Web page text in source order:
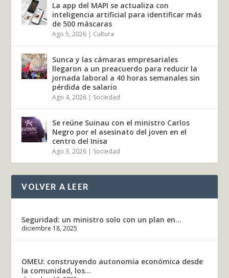
La app del MAPI se actualiza con
inteligencia artificial para identificar más
de 500 máscaras
Ago 5, 2026 Cultura
Sunca y las cámaras empresariales
llegaron a un preacuerdo para reducir la
jornada laboral a 40 horas semanales sin
pérdida de salario
Ago 4, 2026 Sociedad
Se reúne Suinau con el ministro Carlos
Negro por el asesinato del joven en el
centro del Inisa
Ago 3, 2026 Sociedad
VOLVER A LEER
Seguridad: un ministro solo con un plan en...
diciembre 18, 2025
OMEU: construyendo autonomía económica desde
la comunidad, los...